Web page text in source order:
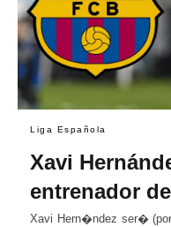
Liga Española
Xavi
entrenador
Xavi Hern�ndez ser�